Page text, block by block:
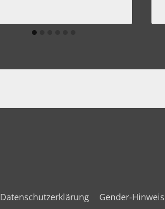
Datenschutzerklärung Gender-Hinweis